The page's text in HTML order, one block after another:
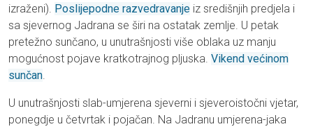
izraženi). Poslijepodne razvedravanje iz središnjih predjela i
sa sjevernog Jadrana se širi na ostatak zemlje. U petak
pretežno sunčano, u unutrašnjosti više oblaka uz manju
mogućnost pojave kratkotrajnog pljuska. Vikend većinom
sunčan.
U unutrašnjosti slab-umjerena sjeverni i sjeveroistočni vjetar,
ponegdje u četvrtak i pojačan. Na Jadranu umjerena-jaka